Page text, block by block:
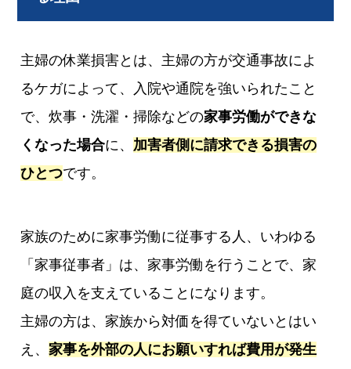
主婦の休業損害とは、主婦の方が交通事故によ
るケガによって、入院や通院を強いられたこと
で、炊事・洗濯・掃除などの家事労働ができな
くなった場合に、 加害者側に請求できる損害の
ひとつです。
家族のために家事労働に従事する人、いわゆる
「家事従事者」は、家事労働を行うことで、家
庭の収入を支えていることになります。
主婦の方は、家族から対価を得ていないとはい
え、家事を外部の人にお願いすれば費用が発生